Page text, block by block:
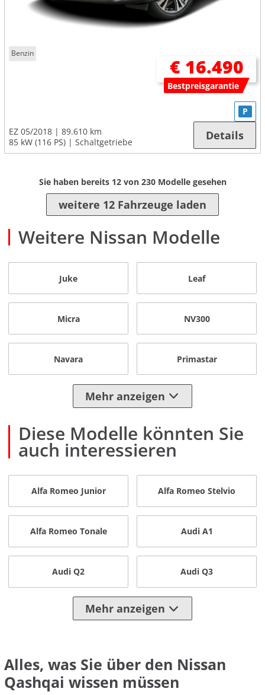
Benzin
€ 16.490
Bestpreisgarantie
EZ 05/2018
89.610 km
85 kW (116 PS)
Schaltgetriebe
P
Details
Sie haben bereits 12von 230Modelle gesehen
weitere 12 Fahrzeuge laden
Weitere Nissan Modelle
Juke Leaf
Micra NV300
Navara Primastar
Mehr anzeigen
Diese Modelle könnten Sie
auch interessieren
Alfa Romeo Junior Alfa Romeo Stelvio
Alfa Romeo Tonale Audi A1
Audi Q2 Audi Q3
Mehr anzeigen
Alles, was Sie über den Nissan
Qashqai wissen müssen